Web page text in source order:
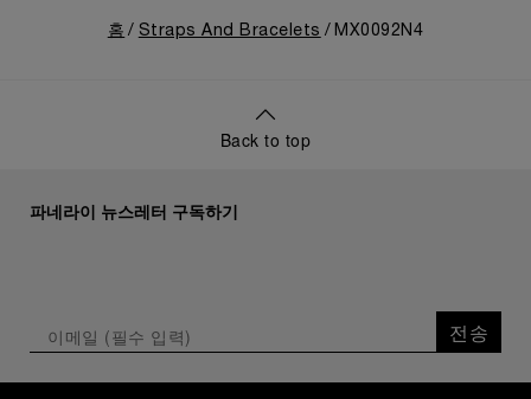
홈 Straps And Bracelets MX0092N4
Back to top
파네라이 뉴스레터 구독하기
전송